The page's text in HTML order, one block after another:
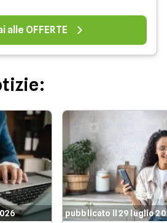
alle OFFERTE
pubblicato il 29 luglio